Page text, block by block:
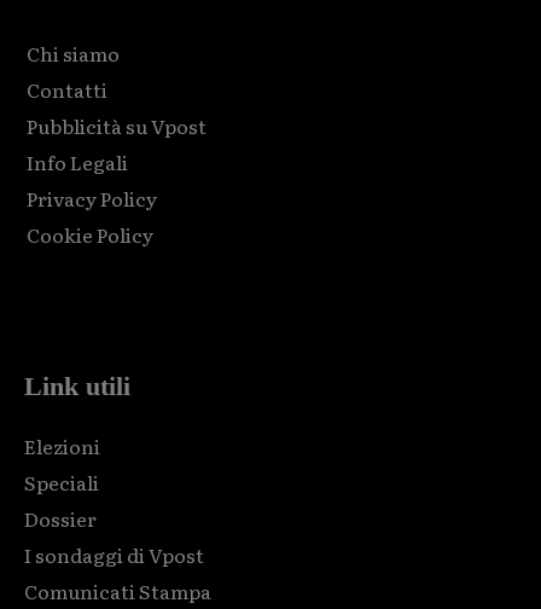
Chi siamo
Contatti
Pubblicità su Vpost
Info Legali
Privacy Policy
Cookie Policy
Link utili
Elezioni
Speciali
Dossier
I sondaggi di Vpost
Comunicati Stampa